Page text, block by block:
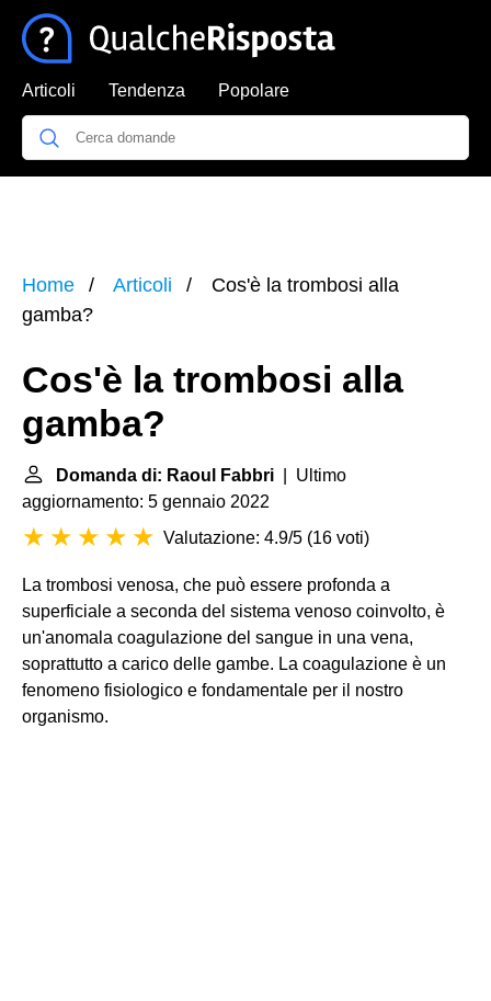
Articoli Tendenza Popolare
Home Articoli
Cos'è la trombosi alla
gamba?
Cos'è la trombosi alla
gamba?
Domanda di: Raoul Fabbri | Ultimo
aggiornamento: 5 gennaio 2022
Valutazione: 4.9/5 (16 voti)
La trombosi venosa, che può essere profonda a
superficiale a seconda del sistema venoso coinvolto, è
un'anomala coagulazione del sangue in una vena,
soprattutto a carico delle gambe. La coagulazione è un
fenomeno fisiologico e fondamentale per il nostro
organismo.